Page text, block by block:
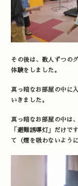
その後は、数人ずつの
体験をしました。
真っ暗なお部屋の中に
いきました。
真っ暗なお部屋の中は
「避難誘導灯」だけで
て（煙を吸わないよう